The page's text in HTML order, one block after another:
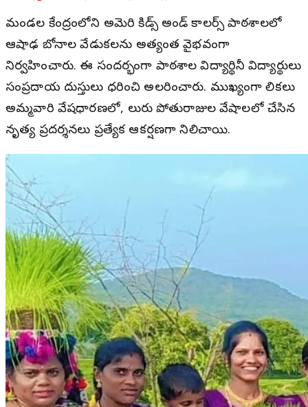
మండల కేంద్రంలోని అమెరి కిడ్స్ అండ్ కాలర్స్ పాఠశాలలో
ఆషాఢ బోనాల వేడుకలను అత్యంత వైభవంగా
నిర్వహించారు. ఈ సందర్భంగా పాఠశాల విద్యార్థినీ విద్యార్థులు
సంప్రదాయ దుస్తులు ధరించి అలరించారు. ముఖ్యంగా బాలికలు
అమ్మవారి వేషధారణలో, బాలురు పోతురాజుల వేషాలలో చేసిన
నృత్య ప్రదర్శనలు ప్రత్యేక ఆకర్షణగా నిలిచాయి.